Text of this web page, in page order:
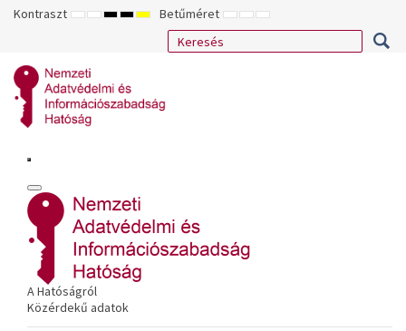
Kontraszt ALAPÉRTELMEZETT
ÉJSZAKAI
NAGY
KONTRASZTÚ
NAGY
KONTRASZTÚ
NAGY
KONTRASZTÚ
SÁRGA
FEKETE
Betűméret KISEBB
BETŰTÍPUS
ALAPÉRTELMEZETT
BETŰMÉRET
NAGYOBB
BETŰMÉRET
A Hatóságról
Közérdekű adatok